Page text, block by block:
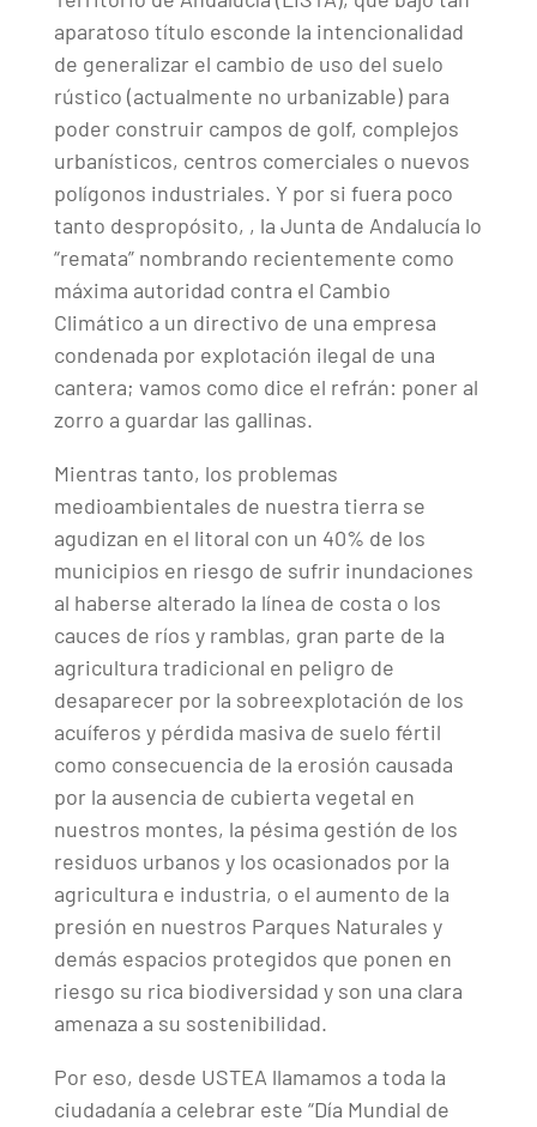
aparatoso título esconde la intencionalidad
de generalizar el cambio de uso del suelo
rústico (actualmente no urbanizable) para
poder construir campos de golf, complejos
urbanísticos, centros comerciales o nuevos
polígonos industriales. Y por si fuera poco
tanto despropósito, , la Junta de Andalucía lo
“remata” nombrando recientemente como
máxima autoridad contra el Cambio
Climático a un directivo de una empresa
condenada por explotación ilegal de una
cantera; vamos como dice el refrán: poner al
zorro a guardar las gallinas.
Mientras tanto, los problemas
medioambientales de nuestra tierra se
agudizan en el litoral con un 40% de los
municipios en riesgo de sufrir inundaciones
al haberse alterado la línea de costa o los
cauces de ríos y ramblas, gran parte de la
agricultura tradicional en peligro de
desaparecer por la sobreexplotación de los
acuíferos y pérdida masiva de suelo fértil
como consecuencia de la erosión causada
por la ausencia de cubierta vegetal en
nuestros montes, la pésima gestión de los
residuos urbanos y los ocasionados por la
agricultura e industria, o el aumento de la
presión en nuestros Parques Naturales y
demás espacios protegidos que ponen en
riesgo su rica biodiversidad y son una clara
amenaza a su sostenibilidad.
Por eso, desde USTEA llamamos a toda la
ciudadanía a celebrar este “Día Mundial de